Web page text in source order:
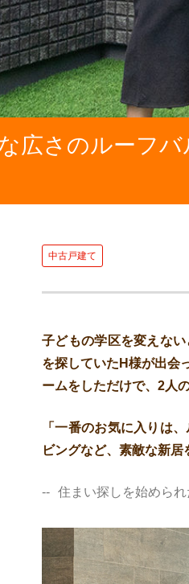
広さのルーフ
中古戸建て
子どもの学区を変えな
を探していたH様が出会
ームをしただけで、2人
「一番のお気に入りは
ビングなど、素敵な新
住まい探しを始めら